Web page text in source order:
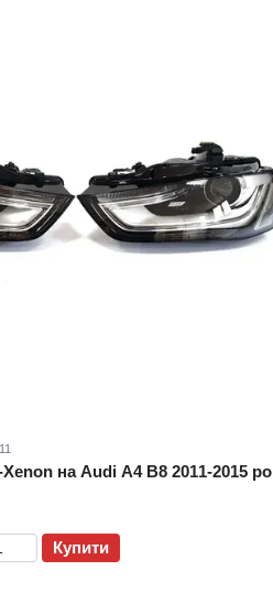
на Audi A4 B8 2011-2015
Купити